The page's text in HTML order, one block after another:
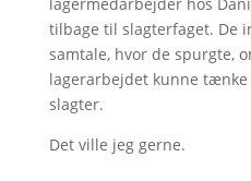
tilbage til slagterfaget. De
samtale, hvor de spurgte,
lagerarbejdet kunne
slagter.
Det ville jeg gerne.